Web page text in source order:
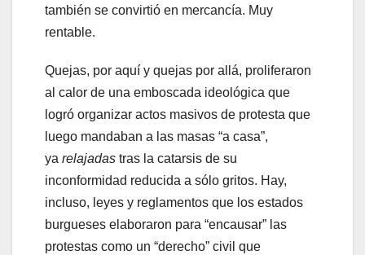
también se convirtió en mercancía. Muy
rentable.
Quejas, por aquí y quejas por allá, proliferaron
al calor de una emboscada ideológica que
logró organizar actos masivos de protesta que
luego mandaban a las masas “a casa”,
ya relajadas tras la catarsis de su
inconformidad reducida a sólo gritos. Hay,
incluso, leyes y reglamentos que los estados
burgueses elaboraron para “encausar” las
protestas como un “derecho” civil que